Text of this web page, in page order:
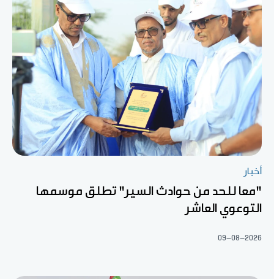
أخبار
"معا للحد من حوادث السير" تطلق موسمها
التوعوي العاشر
09-08-2026